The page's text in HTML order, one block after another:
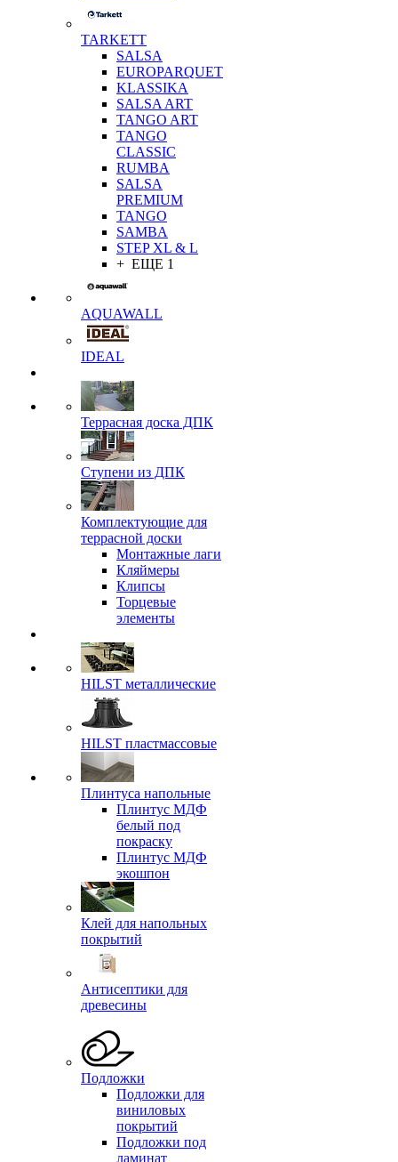
TARKETT
SALSA
EUROPARQUET
KLASSIKA
SALSA ART
TANGO ART
TANGO
CLASSIC
RUMBA
SALSA
PREMIUM
TANGO
SAMBA
STEP XL & L
+ ЕЩЕ 1
AQUAWALL
IDEAL
Террасная доска ДПК
Ступени из ДПК
Комплектующие для
террасной доски
Монтажные лаги
Кляймеры
Клипсы
Торцевые
элементы
HILST металлические
HILST пластмассовые
Плинтуса напольные
Плинтус МДФ
белый под
покраску
Плинтус МДФ
экошпон
Клей для напольных
покрытий
Антисептики для
древесины
Подложки
Подложки для
виниловых
покрытий
Подложки под
ламинат